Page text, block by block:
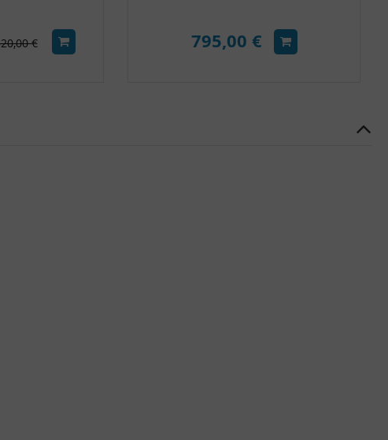
€ 795,00 €